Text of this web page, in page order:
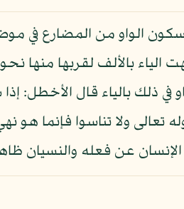
الواو من المضارع في
بالألف لقربها منها
في ذلك بالياء قال الأخطل:
تعالى ولا تناسوا فإنما
الإنسان عن فعله والنسيان